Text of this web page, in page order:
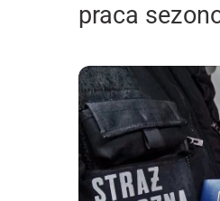
praca